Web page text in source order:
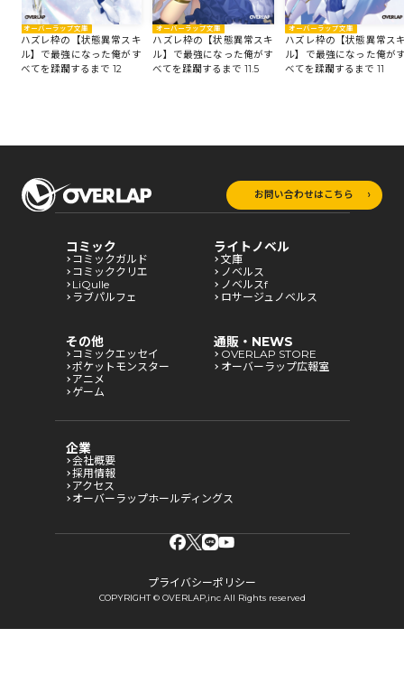
オーバーラップ文庫
ハズレ枠の【状態異常スキ
ル】で最強になった俺がす
べてを蹂躙するまで 12
オーバーラップ文庫
ハズレ枠の【状態異常スキ
ル】で最強になった俺がす
べてを蹂躙するまで 11.5
オーバーラップ文庫
ハズレ枠の【状態異常ス
ル】で最強になった俺が
べてを蹂躙するまで 11
お問い合わせはこちら
コミック
コミックガルド
コミッククリエ
LiQulle
ラブパルフェ
ライトノベル
文庫
ノベルス
ノベルスf
ロサージュノベルス
その他
コミックエッセイ
ポケットモンスター
アニメ
ゲーム
通販・NEWS
OVERLAP STORE
オーバーラップ広報室
企業
会社概要
採用情報
アクセス
オーバーラップホールディングス
プライバシーポリシー
COPYRIGHT © OVERLAP,inc All Rights reserved